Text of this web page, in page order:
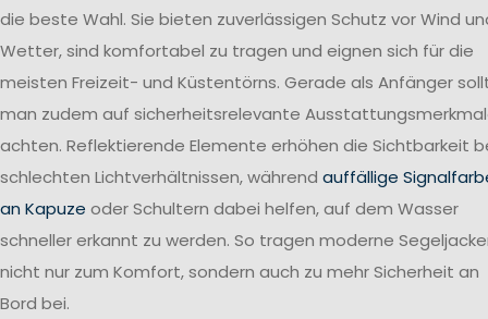
die beste Wahl. Sie bieten zuverlässigen Schutz vor Wind
Wetter, sind komfortabel zu tragen und eignen sich für die
meisten Freizeit- und Küstentörns. Gerade als Anfänger
man zudem auf sicherheitsrelevante
achten. Reflektierende Elemente erhöhen die Sichtbarkeit
schlechten Lichtverhältnissen, während auffällige
an Kapuze oder Schultern dabei helfen, auf dem Wasser
schneller erkannt zu werden. So tragen moderne
nicht nur zum Komfort, sondern auch zu mehr Sicherheit an
Bord bei.